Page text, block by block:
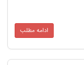
ادامه مطلب